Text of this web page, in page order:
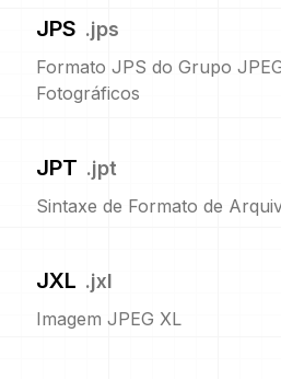
JPS .jps
Formato JPS do Grupo
Fotográficos
JPT .jpt
Sintaxe de Formato de
JXL .jxl
Imagem JPEG XL